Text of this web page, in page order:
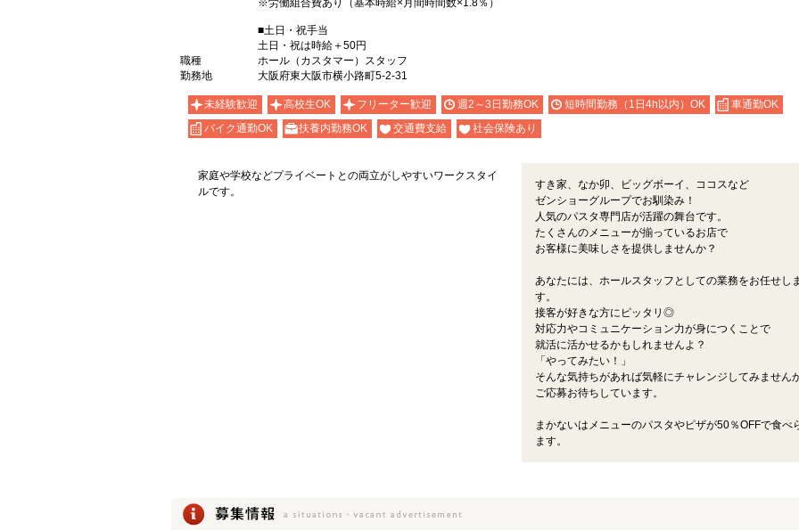
※労働組合費あり（基本時給×月間時間数×1.8％）
■土日・祝手当
土日・祝は時給＋50円
職種
ホール（カスタマー）スタッフ
勤務地
大阪府東大阪市横小路町5-2-31
未経験歓迎 高校生OK フリーター歓迎 週2～3日勤務OK 短時間勤務（1日4h以内）OK
車通勤OK
バイク通勤OK
扶養内勤務OK 交通費支給 社会保険あり
家庭や学校などプライベートとの両立がしやすいワークスタイ
ルです。
すき家、なか卯、ビッグボーイ、ココスなど
ゼンショーグループでお馴染み！
人気のパスタ専門店が活躍の舞台です。
たくさんのメニューが揃っているお店で
お客様に美味しさを提供しませんか？
あなたには、ホールスタッフとしての業務をお任せしま
す。
接客が好きな方にピッタリ◎
対応力やコミュニケーション力が身につくことで
就活に活かせるかもしれませんよ？
「やってみたい！」
そんな気持ちがあれば気軽にチャレンジしてみません
ご応募お待ちしています。
まかないはメニューのパスタやピザが50％OFFで食べ
ます。